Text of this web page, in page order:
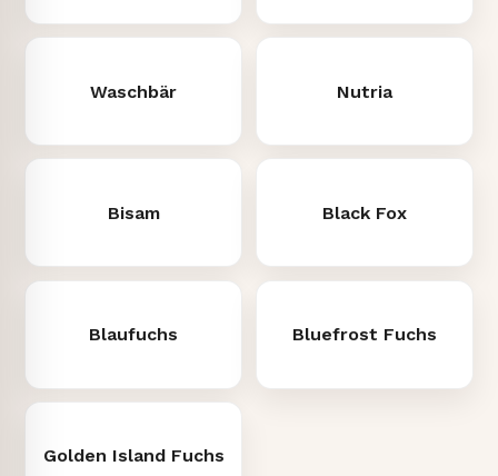
Waschbär Nutria
Bisam Black Fox
Blaufuchs Bluefrost Fuchs
Golden Island Fuchs